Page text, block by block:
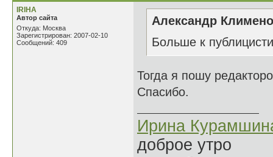
IRIHA
Автор сайта
Откуда: Москва
Зарегистрирован: 2007-02-10
Сообщений: 409
Александр
Больше к
Тогда я пошу
Спасибо.
Ирина
доброе утро